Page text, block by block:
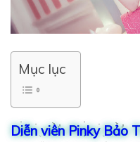
Mục lục
Diễn viên Pinky Bảo